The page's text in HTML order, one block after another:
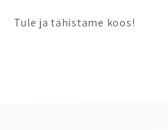
Tule ja tähistame koos!